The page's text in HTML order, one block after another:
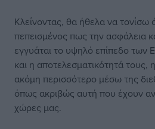
Κλείνοντας, θα ήθελα να τονίσω
πεπεισμένος πως την ασφάλεια
εγγυάται το υψηλό επίπεδο
και η αποτελεσματικότητά τους,
ακόμη περισσότερο μέσω της
όπως ακριβώς αυτή που έχουν
χώρες μας.